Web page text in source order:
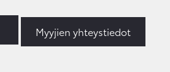
Myyjien yhteystiedot